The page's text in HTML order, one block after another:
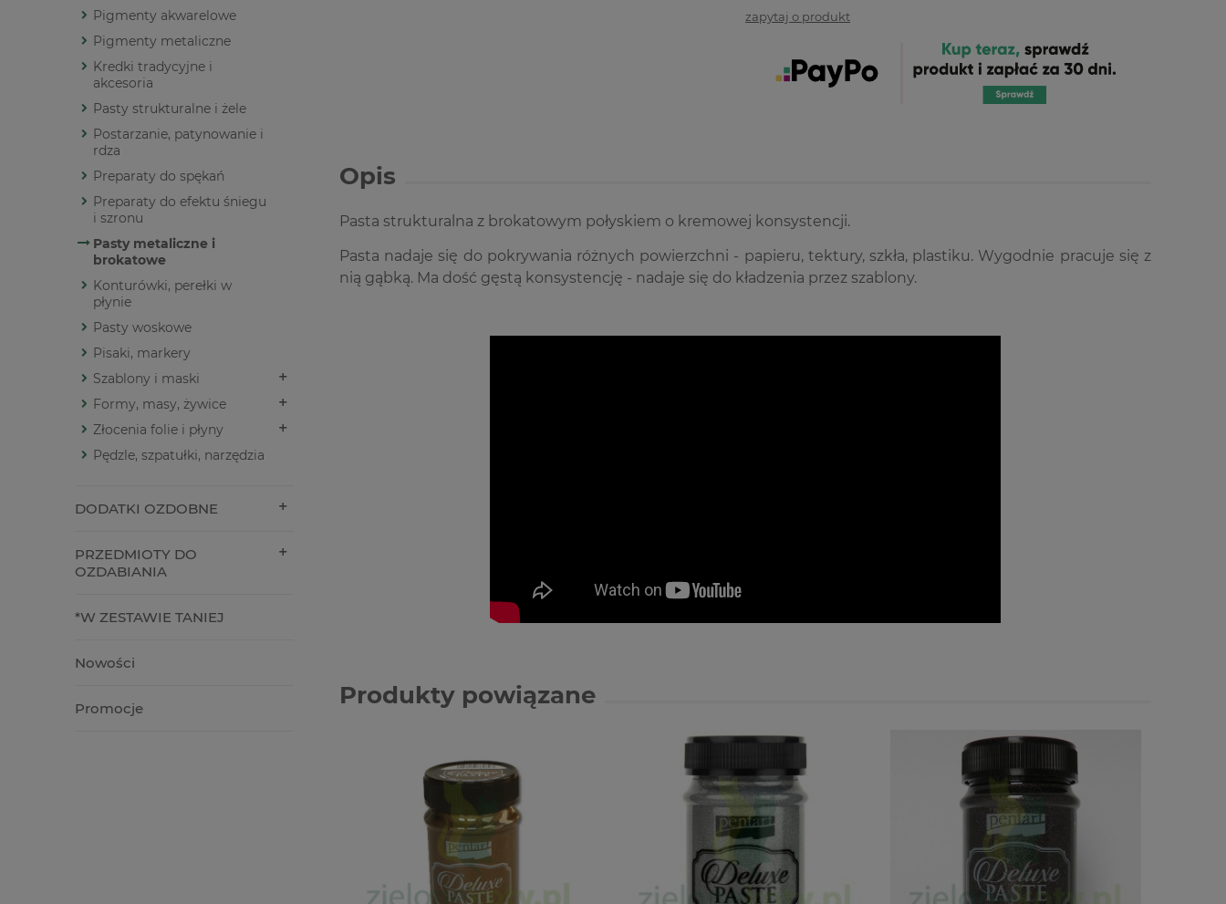
Pigmenty akwarelowe
Pigmenty metaliczne
Kredki tradycyjne i
akcesoria
Pasty strukturalne i żele
Postarzanie, patynowanie i
rdza
Preparaty do spękań
Preparaty do efektu śniegu
i szronu
Pasty metaliczne i
brokatowe
Konturówki, perełki w
płynie
Pasty woskowe
Pisaki, markery
Szablony i maski
Formy, masy, żywice
Złocenia folie i płyny
Pędzle, szpatułki, narzędzia
DODATKI OZDOBNE
PRZEDMIOTY DO
OZDABIANIA
*W ZESTAWIE TANIEJ
Nowości
Promocje
zapytaj o produkt
Opis
Pasta strukturalna z brokatowym połyskiem o kremowej konsystencji.
Pasta nadaje się do pokrywania różnych powierzchni - papieru, tektury, szkła, plastiku. Wygodnie pracuje się z
nią gąbką. Ma dość gęstą konsystencję - nadaje się do kładzenia przez szablony.
Produkty powiązane